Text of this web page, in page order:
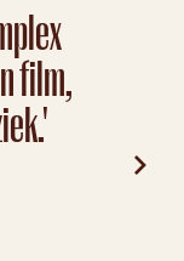
film,